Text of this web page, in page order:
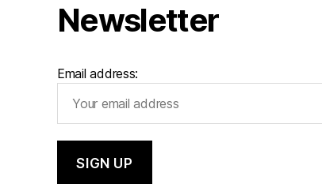
Newsletter
Email address: